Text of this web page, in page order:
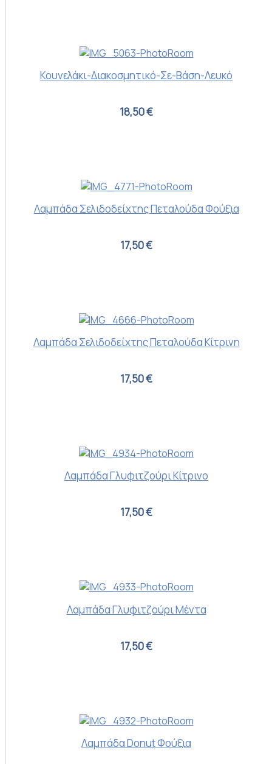
Κουνελάκι-Διακοσμητικό-Σε-Βάση-Λευκό
18,50 €
Λαμπάδα Σελιδοδείχτης Πεταλούδα Φούξια
17,50 €
Λαμπάδα Σελιδοδείχτης Πεταλούδα Κίτρινη
17,50 €
Λαμπάδα Γλυφιτζούρι Κίτρινο
17,50 €
Λαμπάδα Γλυφιτζούρι Μέντα
17,50 €
Λαμπάδα Donut Φούξια